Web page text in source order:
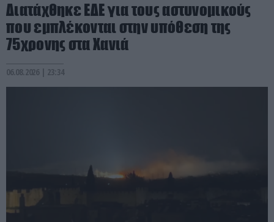
Διατάχθηκε ΕΔΕ για τους αστυνομικούς
που εμπλέκονται στην υπόθεση της
75χρονης στα Χανιά
06.08.2026 | 23:34